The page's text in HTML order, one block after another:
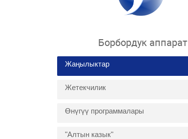
Борбордук аппарат
Жаңылыктар
Жетекчилик
Өнүгүү программалары
"Алтын казык"